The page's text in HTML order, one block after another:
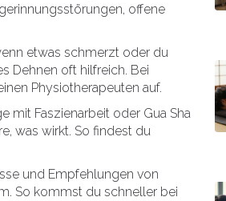
offene
etwas schmerzt oder du
Dehnen oft hilfreich. Bei
Physiotherapeuten auf.
mit Faszienarbeit oder Gua Sha
was wirkt. So findest du
und Empfehlungen von
So kommst du schneller bei